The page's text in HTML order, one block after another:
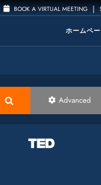
BOOK A VIRTUAL MEETING |
ホームペ
Advanced